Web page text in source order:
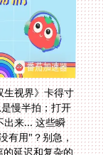
生视界》卡得寸
是慢半拍；打开
出来... 这些瞬
有用"？别急，
延迟和复杂的
泊在外的你，
"钥匙，让你丝